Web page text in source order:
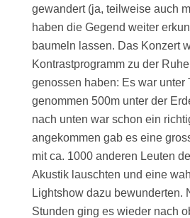
gewandert (ja, teilweise auch
haben die Gegend weiter
baumeln lassen. Das Konzert
Kontrastprogramm zu der
genossen haben: Es war unter
genommen 500m unter der
nach unten war schon ein
angekommen gab es eine
mit ca. 1000 anderen Leuten
Akustik lauschten und eine
Lightshow dazu bewunderten.
Stunden ging es wieder nach